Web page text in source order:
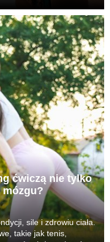
ćwiczą nie tylko
mózgu?
sile i zdrowiu ciała.
takie jak tenis,